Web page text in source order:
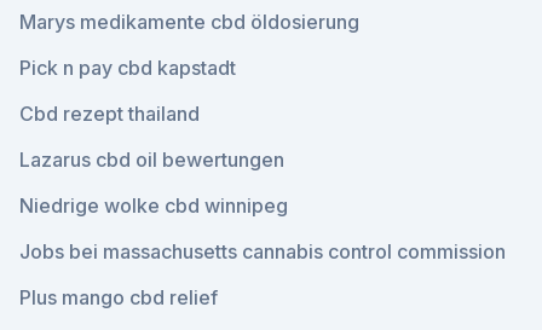
Marys medikamente cbd öldosierung
Pick n pay cbd kapstadt
Cbd rezept thailand
Lazarus cbd oil bewertungen
Niedrige wolke cbd winnipeg
Jobs bei massachusetts cannabis control commission
Plus mango cbd relief